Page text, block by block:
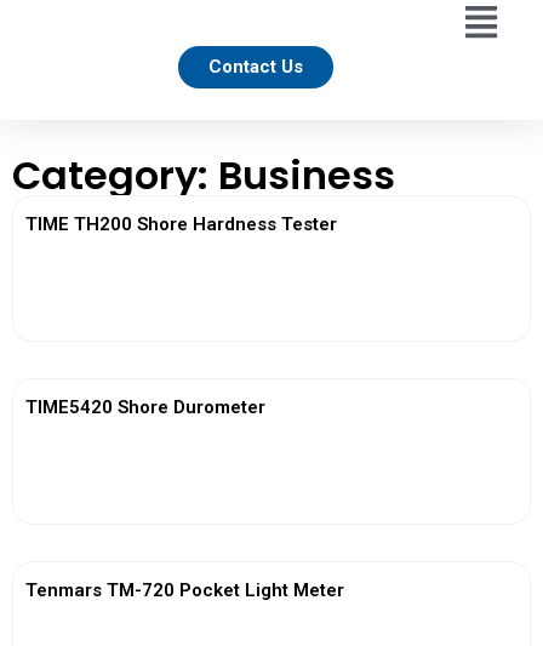
Contact Us
Category: Business
TIME TH200 Shore Hardness Tester
TIME5420 Shore Durometer
Tenmars TM-720 Pocket Light Meter